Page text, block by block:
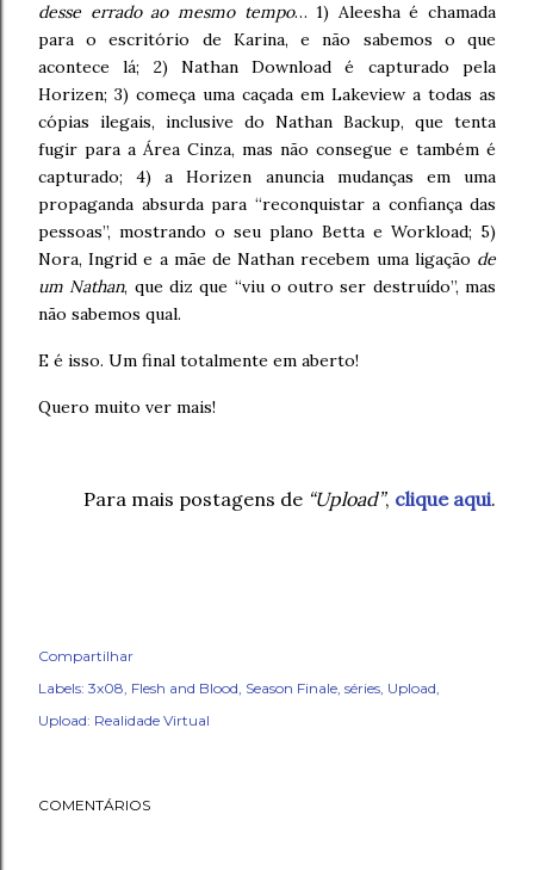
desse errado ao mesmo tempo… 1) Aleesha é chamada
para o escritório de Karina, e não sabemos o que
acontece lá; 2) Nathan Download é capturado pela
Horizen; 3) começa uma caçada em Lakeview a todas as
cópias ilegais, inclusive do Nathan Backup, que tenta
fugir para a Área Cinza, mas não consegue e também é
capturado; 4) a Horizen anuncia mudanças em uma
propaganda absurda para “reconquistar a confiança das
pessoas”, mostrando o seu plano Betta e Workload; 5)
Nora, Ingrid e a mãe de Nathan recebem uma ligação de
um Nathan, que diz que “viu o outro ser destruído”, mas
não sabemos qual.
E é isso. Um final totalmente em aberto!
Quero muito ver mais!
Para mais postagens de “Upload”, clique aqui.
Compartilhar
Labels: 3x08 Flesh and Blood Season Finale séries Upload
Upload: Realidade Virtual
COMENTÁRIOS